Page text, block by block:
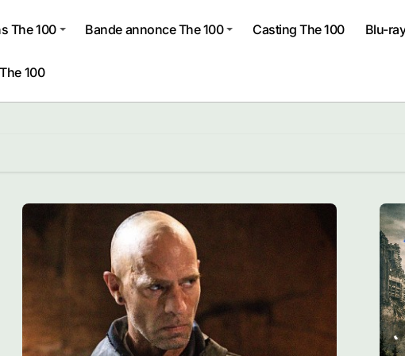
The 100 Bande annonce The 100 Casting The 100 Blu-
100